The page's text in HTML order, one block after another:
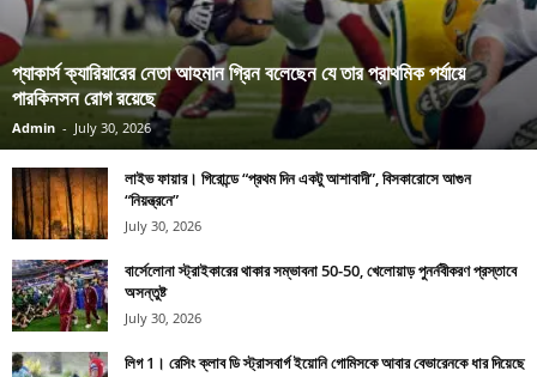
প্যাকার্স ক্যারিয়ারের নেতা আহমান গ্রিন বলেছেন যে তার প্রাথমিক পর্যায়ে
পারকিনসন রোগ রয়েছে
Admin - July 30, 2026
লাইভ ফায়ার। গিরোন্ডে “প্রথম দিন একটু আশাবাদী”, বিসকারোসে আগুন
“নিয়ন্ত্রনে”
July 30, 2026
বার্সেলোনা স্ট্রাইকারের থাকার সম্ভাবনা 50-50, খেলোয়াড় পুনর্নবীকরণ প্রস্তাবে
অসন্তুষ্ট
July 30, 2026
লিগ 1। রেসিং ক্লাব ডি স্ট্রাসবার্গ ইয়োনি গোমিসকে আবার বেভারেনকে ধার দিয়েছে